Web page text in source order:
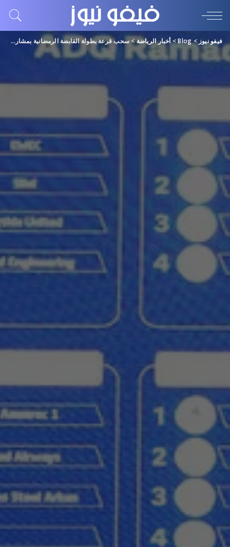
فيفو نيوز >
Blog
>أخبار الرياضة> سحب قرعة بطولة القابضة الرمضانية بمشاركة 660 لاعباً